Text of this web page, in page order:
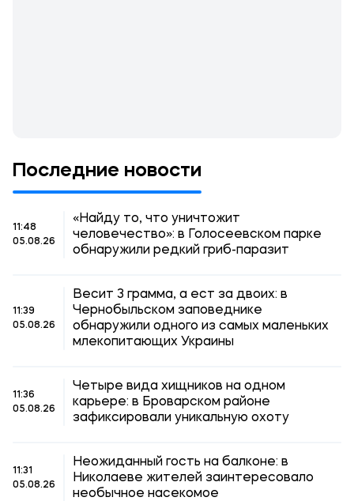
Последние новости
11:48
05.08.26
«Найду то, что уничтожит
человечество»: в Голосеевском парке
обнаружили редкий гриб-паразит
11:39
05.08.26
Весит 3 грамма, а ест за двоих: в
Чернобыльском заповеднике
обнаружили одного из самых маленьких
млекопитающих Украины
11:36
05.08.26
Четыре вида хищников на одном
карьере: в Броварском районе
зафиксировали уникальную охоту
11:31
05.08.26
Неожиданный гость на балконе: в
Николаеве жителей заинтересовало
необычное насекомое